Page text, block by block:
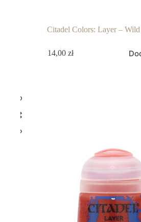
Citadel Colors: Layer –
14,00zł